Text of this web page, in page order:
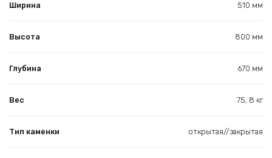
Ширина 510 мм
Высота 800 мм
Глубина 670 мм
Вес 75, 8 кг
Тип каменки открытая//закрытая